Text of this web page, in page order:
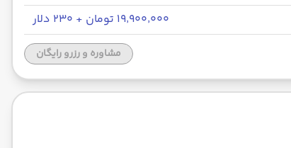
۱۹٬۹۰۰٬۰۰۰ تومان + ۲۳۰ دلار
مشاوره و رزرو رایگان